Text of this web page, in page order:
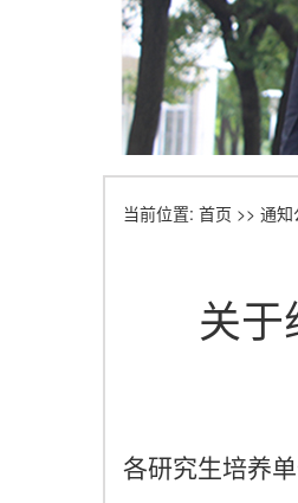
当前位置: 首页 >> 通知
关
各研究生培养单